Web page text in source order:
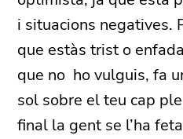
i situacions negatives.
que estàs trist o
que no ho vulguis, fa
sol sobre el teu cap
final la gent se l’ha